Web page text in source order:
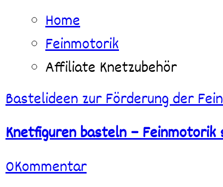
Home
Feinmotorik
Affiliate Knetzubehör
Knetfiguren
basteln
Feinmotorik
spielerisch
Bastelideen zur Förderung der
Knetfiguren basteln –
0Kommentar